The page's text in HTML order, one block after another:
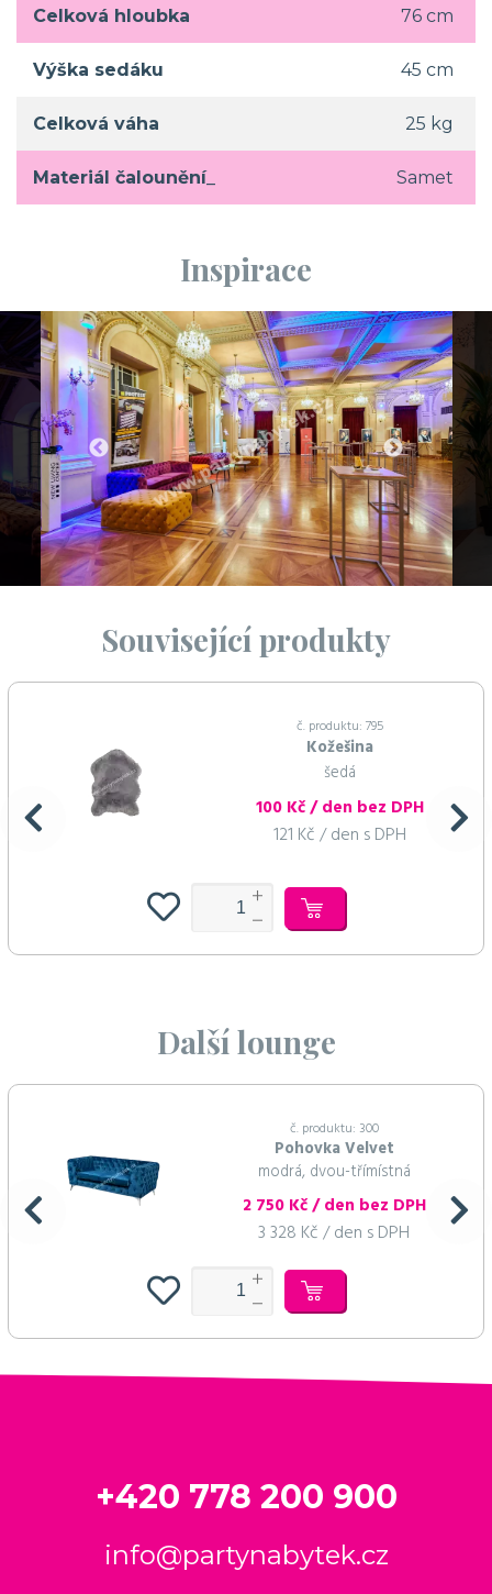
Celková hloubka 76 cm
Výška sedáku 45 cm
Celková váha 25 kg
Materiál čalounění_ Samet
Inspirace
Související produkty
č. produktu: 795
Kožešina
šedá
100 Kč / den bez DPH
121 Kč / den s DPH
Další lounge
č. produktu: 300
Pohovka Velvet
modrá, dvou-třímístná
2 750 Kč / den bez DPH
3 328 Kč / den s DPH
+420 778 200 900
info@partynabytek.cz